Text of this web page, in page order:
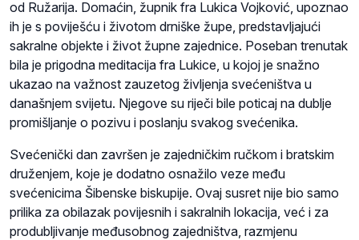
od Ružarija. Domaćin, župnik fra Lukica Vojković, upoznao
ih je s poviješću i životom drniške župe, predstavljajući
sakralne objekte i život župne zajednice. Poseban trenutak
bila je prigodna meditacija fra Lukice, u kojoj je snažno
ukazao na važnost zauzetog življenja svećeništva u
današnjem svijetu. Njegove su riječi bile poticaj na dublje
promišljanje o pozivu i poslanju svakog svećenika.
Svećenički dan završen je zajedničkim ručkom i bratskim
druženjem, koje je dodatno osnažilo veze među
svećenicima Šibenske biskupije. Ovaj susret nije bio samo
prilika za obilazak povijesnih i sakralnih lokacija, već i za
produbljivanje međusobnog zajedništva, razmjenu